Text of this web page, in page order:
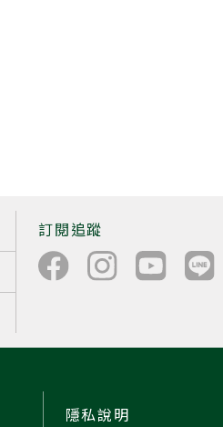
訂閱追蹤
隱私說明